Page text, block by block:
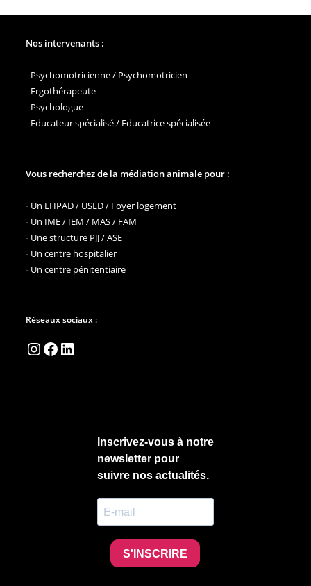
Nos intervenants :
- Psychomotricienne / Psychomotricien
- Ergothérapeute
- Psychologue
- Educateur spécialisé / Educatrice spécialisée
Vous recherchez de la médiation animale pour :
- Un EHPAD / USLD / Foyer logement
- Un IME / IEM / MAS / FAM
- Une structure PJJ / ASE
- Un centre hospitalier
- Un centre pénitentiaire
Réseaux sociaux :
Instagram
Facebook
LinkedIn